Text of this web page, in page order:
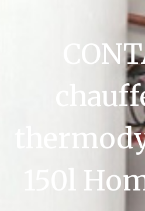
150l